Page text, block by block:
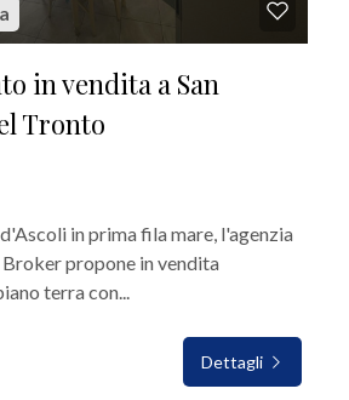
in vendita a San
Tronto
in prima fila mare, l'agenzia
propone in vendita
terra con...
Dettagli